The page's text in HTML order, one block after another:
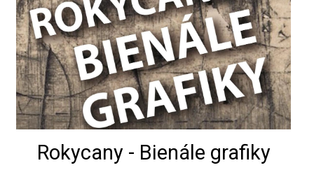
Rokycany - Bienále grafiky